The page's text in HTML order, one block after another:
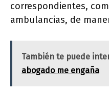
correspondientes,
ambulancias, de
También te puede
abogado me engaña